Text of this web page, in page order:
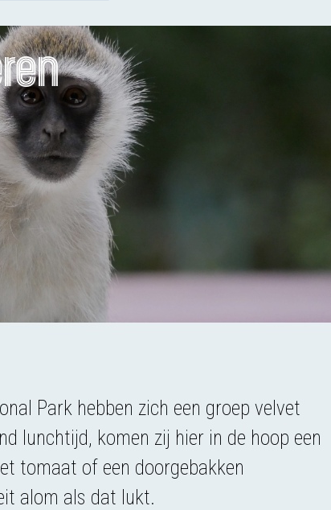
Park hebben zich een groep velvet
lunchtijd, komen zij hier in de hoop een
tomaat of een doorgebakken
alom als dat lukt.